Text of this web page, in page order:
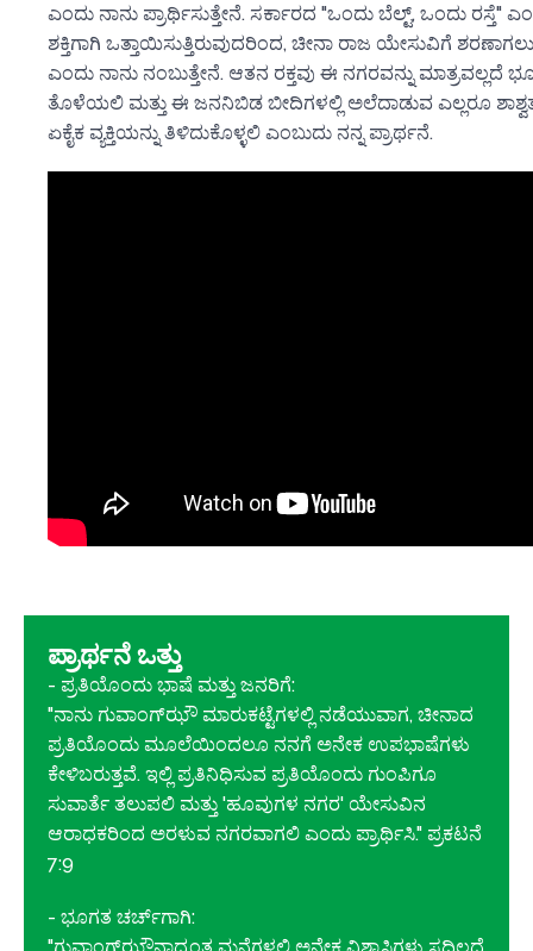
ಎಂದು ನಾನು ಪ್ರಾರ್ಥಿಸುತ್ತೇನೆ. ಸರ್ಕಾರದ "ಒಂದು ಬೆಲ್ಟ್, ಒಂದು ರಸ್ತೆ"
ಶಕ್ತಿಗಾಗಿ ಒತ್ತಾಯಿಸುತ್ತಿರುವುದರಿಂದ, ಚೀನಾ ರಾಜ ಯೇಸುವಿಗೆ
ಎಂದು ನಾನು ನಂಬುತ್ತೇನೆ. ಆತನ ರಕ್ತವು ಈ ನಗರವನ್ನು ಮಾತ್ರವಲ್ಲದೆ
ತೊಳೆಯಲಿ ಮತ್ತು ಈ ಜನನಿಬಿಡ ಬೀದಿಗಳಲ್ಲಿ ಅಲೆದಾಡುವ ಎಲ್ಲರೂ
ಏಕೈಕ ವ್ಯಕ್ತಿಯನ್ನು ತಿಳಿದುಕೊಳ್ಳಲಿ ಎಂಬುದು ನನ್ನ ಪ್ರಾರ್ಥನೆ.
ಪ್ರಾರ್ಥನೆ ಒತ್ತು
- ಪ್ರತಿಯೊಂದು ಭಾಷೆ ಮತ್ತು ಜನರಿಗೆ:
"ನಾನು ಗುವಾಂಗ್‌ಝೌ ಮಾರುಕಟ್ಟೆಗಳಲ್ಲಿ ನಡೆಯುವಾಗ, ಚೀನಾದ
ಪ್ರತಿಯೊಂದು ಮೂಲೆಯಿಂದಲೂ ನನಗೆ ಅನೇಕ ಉಪಭಾಷೆಗಳು
ಕೇಳಿಬರುತ್ತವೆ. ಇಲ್ಲಿ ಪ್ರತಿನಿಧಿಸುವ ಪ್ರತಿಯೊಂದು ಗುಂಪಿಗೂ
ಸುವಾರ್ತೆ ತಲುಪಲಿ ಮತ್ತು 'ಹೂವುಗಳ ನಗರ' ಯೇಸುವಿನ
ಆರಾಧಕರಿಂದ ಅರಳುವ ನಗರವಾಗಲಿ ಎಂದು ಪ್ರಾರ್ಥಿಸಿ." ಪ್ರಕಟನೆ
7:9
- ಭೂಗತ ಚರ್ಚ್‌ಗಾಗಿ: